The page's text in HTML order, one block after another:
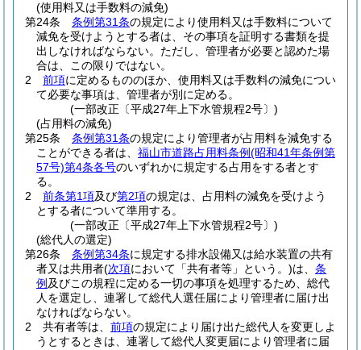
(使用料又は手数料の減免)
第24条
条例第31条の規定により使用料又は手数料について
減免を受けようとする者は、その事項を証明する書類を提
出しなければならない。 ただし、管理者が必要と認めた場
合は、この限りではない。
2
前項に定めるもののほか、使用料又は手数料の減免につい
て必要な事項は、管理者が別に定める。
(一部改正〔平成27年上下水管規程2号〕)
(占用料の減免)
第25条
条例第31条の規定により管理者が占用料を減免する
ことができる者は、 福山市道路占用料条例(昭和41年条例第
57号)第4条各号のいずれかに規定する占用をする者とす
る。
2
前条第1項及び第2項の規定は、占用料の減免を受けよう
とする者について準用する。
(一部改正〔平成27年上下水管規程2号〕)
(総代人の選定)
第26条
条例第34条に規定する排水設備又は給水装置の共有
者又は共用者(次項において「共有者等」という。)は、 条
例 及びこの規程に定める一切の事項を処理するため、総代
人を選定し、連署して総代人選任届により管理者に届け出
なければならない。
2
共有者等は、 前項の規定により届け出た総代人を変更しよ
うとするときは、連署して総代人変更届により管理者に届